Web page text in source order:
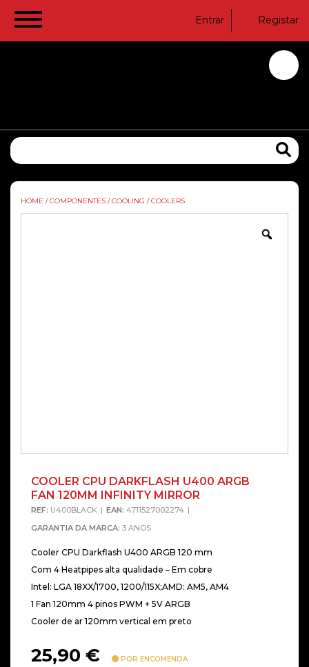
Entrar Registar
HOME / COMPONENTES / COOLING / COOLERS
COOLER CPU DARKFLASH U400 ARGB
FAN 120MM INFINITY MIRROR
REF: U400BLACK EAN: 4711527002274
GARANTIA DA MARCA: 3 ANOS
Cooler CPU Darkflash U400 ARGB 120 mm
Com 4 Heatpipes alta qualidade – Em cobre
Intel: LGA 18XX/1700, 1200/115X;AMD: AM5, AM4
1 Fan 120mm 4 pinos PWM + 5V ARGB
Cooler de ar 120mm vertical em preto
25,90 € POR ENCOMENDA